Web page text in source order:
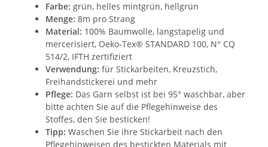
Farbe: grün, helles mintgrün, hellgrün
Menge: 8m pro Strang
Material: 100% Baumwolle, langstapelig und
mercerisiert, Oeko-Tex® STANDARD 100, N° CQ
514/2, IFTH zertifiziert
Verwendung: für Stickarbeiten, Kreuzstich,
Freihandstickerei und mehr
Pflege: Das Garn selbst ist bei 95° waschbar, aber
bitte achten Sie auf die Pflegehinweise des
Stoffes, den Sie besticken!
Tipp: Waschen Sie ihre Stickarbeit nach den
Pflegehinweisen des bestickten Materials mit